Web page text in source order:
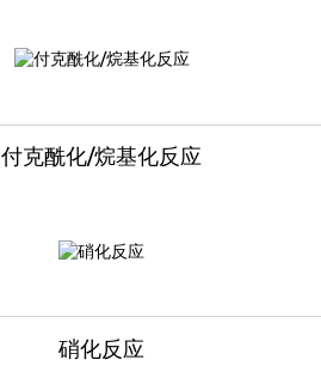
付克酰化/烷基化反应
硝化反应